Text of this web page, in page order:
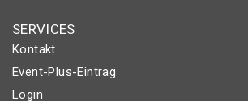
SERVICES
Kontakt
Event-Plus-Eintrag
Login